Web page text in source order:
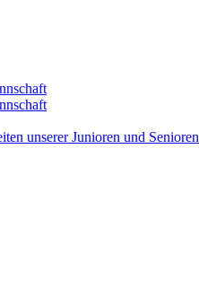
unserer Junioren und Senioren